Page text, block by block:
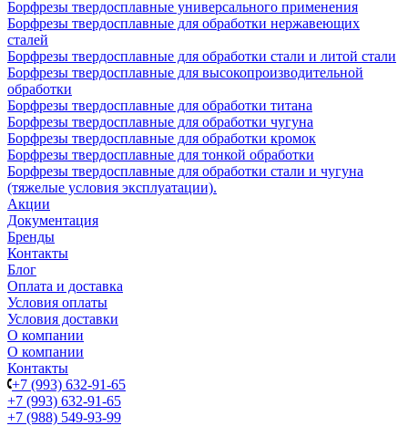
Борфрезы твердосплавные универсального применения
Борфрезы твердосплавные для обработки нержавеющих
сталей
Борфрезы твердосплавные для обработки стали и литой стали
Борфрезы твердосплавные для высокопроизводительной
обработки
Борфрезы твердосплавные для обработки титана
Борфрезы твердосплавные для обработки чугуна
Борфрезы твердосплавные для обработки кромок
Борфрезы твердосплавные для тонкой обработки
Борфрезы твердосплавные для обработки стали и чугуна
(тяжелые условия эксплуатации).
Акции
Документация
Бренды
Контакты
Блог
Оплата и доставка
Условия оплаты
Условия доставки
О компании
О компании
Контакты
+7 (993) 632-91-65
+7 (993) 632-91-65
+7 (988) 549-93-99